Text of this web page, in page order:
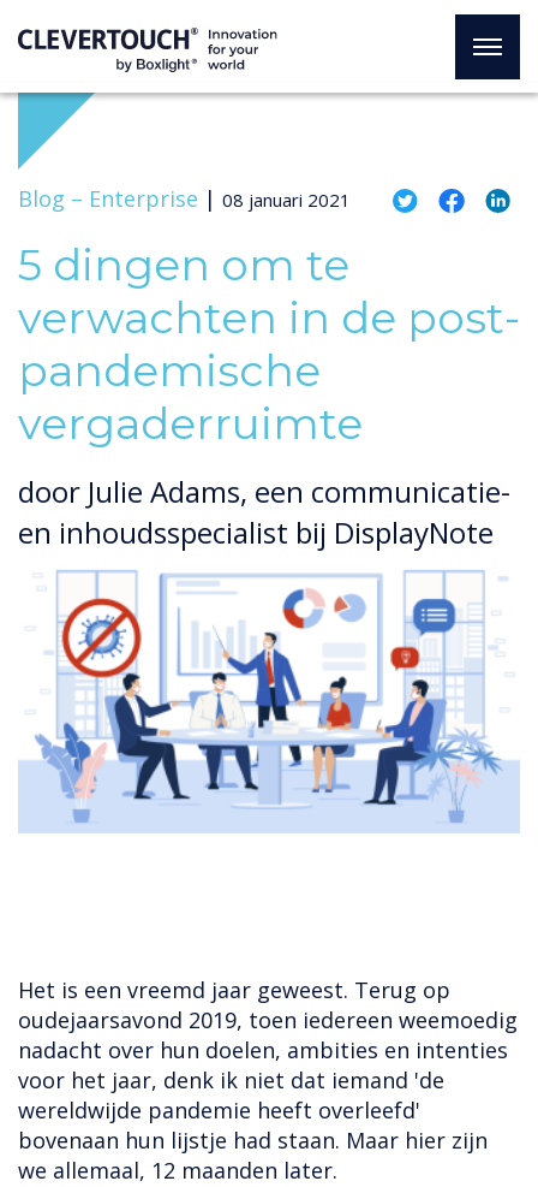
Blog – Enterprise | 08 januari 2021
5 dingen om te
verwachten in de post-
pandemische
vergaderruimte
door Julie Adams, een communicatie-
en inhoudsspecialist bij DisplayNote
Het is een vreemd jaar geweest. Terug op
oudejaarsavond 2019, toen iedereen weemoedig
nadacht over hun doelen, ambities en intenties
voor het jaar, denk ik niet dat iemand 'de
wereldwijde pandemie heeft overleefd'
bovenaan hun lijstje had staan. Maar hier zijn
we allemaal, 12 maanden later.